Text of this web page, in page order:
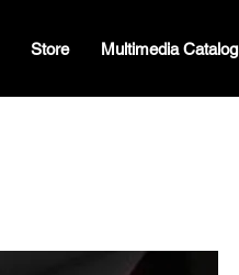
Store Multimedia Catalog